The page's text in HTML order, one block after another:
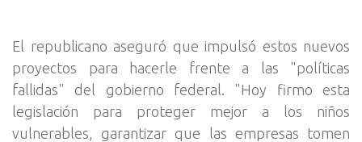
El republicano aseguró que impulsó estos nuevos
proyectos para hacerle frente a las "políticas
fallidas" del gobierno federal. "Hoy firmo esta
legislación para proteger mejor a los niños
vulnerables, garantizar que las empresas tomen